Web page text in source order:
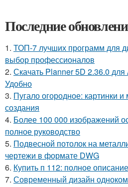
Последние
1. ТОП-7 лучших программ для
выбор профессионалов
2. Скачать Planner 5D 2.36.0
Удобно
3. Пугало огородное: картинки
создания
4. Более 100 000 изображений
полное руководство
5. Подвесной потолок на
чертежи в формате DWG
6. Купить п 112: полное
7. Современный дизайн